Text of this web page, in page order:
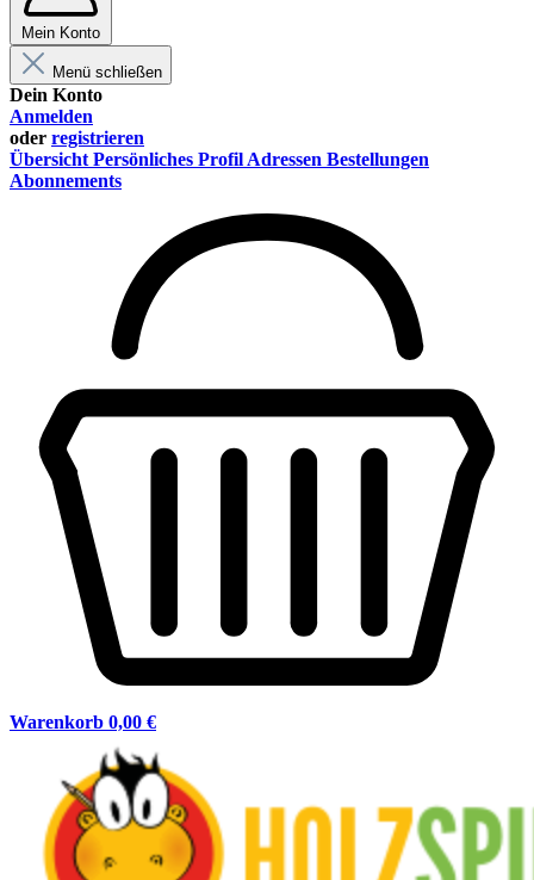
Mein Konto
Menü schließen
Dein Konto
Anmelden
oder registrieren
Übersicht Persönliches Profil Adressen Bestellungen
Abonnements
Warenkorb 0,00 €